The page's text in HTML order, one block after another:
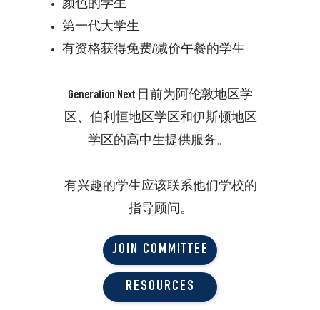
颜色的学生
第一代大学生
有资格获得免费/减价午餐的学生
Generation Next 目前为阿伦敦地区学
区、伯利恒地区学区和伊斯顿地区
学区的高中生提供服务。
有兴趣的学生应该联系他们学校的
指导顾问。
JOIN COMMITTEE
RESOURCES